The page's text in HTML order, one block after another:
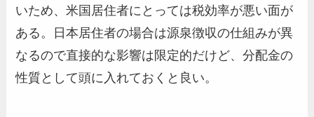
いため、米国居住者にとっては税効率が悪い面が
ある。日本居住者の場合は源泉徴収の仕組みが異
なるので直接的な影響は限定的だけど、分配金の
性質として頭に入れておくと良い。